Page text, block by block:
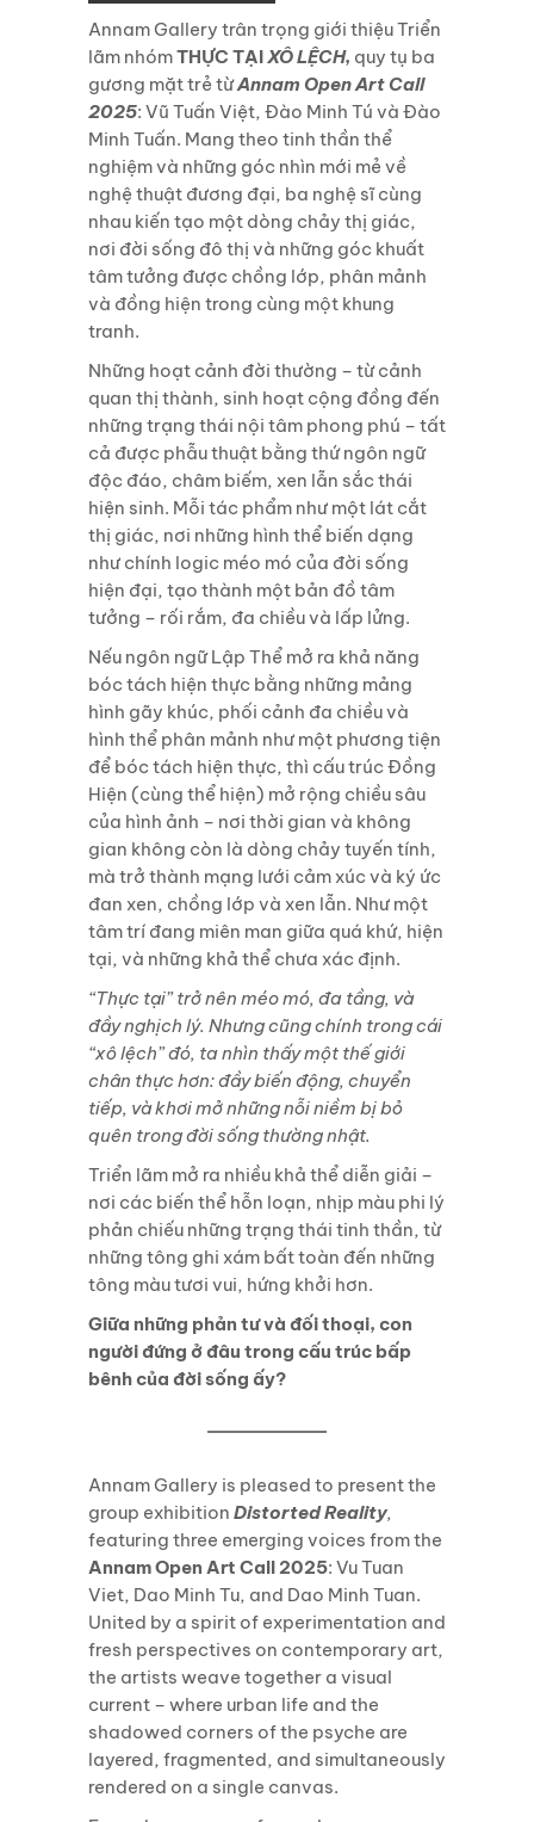
Annam Gallery trân trọng giới thiệu Triển
lãm nhómTHỰC TẠIXÔ LỆCH, quy tụ ba
gương mặt trẻ từAnnam Open Art Call
2025: Vũ Tuấn Việt, Đào Minh Tú và Đào
Minh Tuấn. Mang theo tinh thần thể
nghiệm và những góc nhìn mới mẻ về
nghệ thuật đương đại, ba nghệ sĩ cùng
nhau kiến tạo một dòng chảy thị giác,
nơi đời sống đô thị và những góc khuất
tâm tưởng được chồng lớp, phân mảnh
và đồng hiện trong cùng một khung
tranh.
Những hoạt cảnh đời thường – từ cảnh
quan thị thành, sinh hoạt cộng đồng đến
những trạng thái nội tâm phong phú – tất
cả được phẫu thuật bằng thứ ngôn ngữ
độc đáo, châm biếm, xen lẫn sắc thái
hiện sinh. Mỗi tác phẩm như một lát cắt
thị giác, nơi những hình thể biến dạng
như chính logic méo mó của đời sống
hiện đại, tạo thành một bản đồ tâm
tưởng – rối rắm, đa chiều và lấp lửng.
Nếu ngôn ngữ Lập Thể mở ra khả năng
bóc tách hiện thực bằng những mảng
hình gãy khúc, phối cảnh đa chiều và
hình thể phân mảnh như một phương tiện
để bóc tách hiện thực, thì cấu trúc Đồng
Hiện (cùng thể hiện) mở rộng chiều sâu
của hình ảnh – nơi thời gian và không
gian không còn là dòng chảy tuyến tính,
mà trở thành mạng lưới cảm xúc và ký ức
đan xen, chồng lớp và xen lẫn. Như một
tâm trí đang miên man giữa quá khứ, hiện
tại, và những khả thể chưa xác định.
“Thực tại” trở nên méo mó, đa tầng, và
đầy nghịch lý. Nhưng cũng chính trong cái
“xô lệch” đó, ta nhìn thấy một thế giới
chân thực hơn: đầy biến động, chuyển
tiếp, và khơi mở những nỗi niềm bị bỏ
quên trong đời sống thường nhật.
Triển lãm mở ra nhiều khả thể diễn giải –
nơi các biến thể hỗn loạn, nhịp màu phi lý
phản chiếu những trạng thái tinh thần, từ
những tông ghi xám bất toàn đến những
tông màu tươi vui, hứng khởi hơn.
Giữa những phản tư và đối thoại, con
người đứng ở đâu trong cấu trúc bấp
bênh của đời sống ấy?
Annam Gallery is pleased to present the
group exhibition Distorted Reality,
featuring three emerging voices from the
Annam Open Art Call 2025: Vu Tuan
Viet, Dao Minh Tu, and Dao Minh Tuan.
United by a spirit of experimentation and
fresh perspectives on contemporary art,
the artists weave together a visual
current – where urban life and the
shadowed corners of the psyche are
layered, fragmented, and simultaneously
rendered on a single canvas.